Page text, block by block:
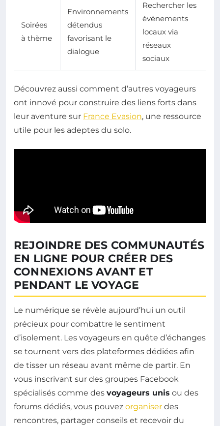
Soirées
à thème
Environnements
détendus
favorisant le
dialogue
Rechercher les
événements
locaux via
réseaux
sociaux
Découvrez aussi comment d’autres voyageurs
ont innové pour construire des liens forts dans
leur aventure sur France Evasion, une ressource
utile pour les adeptes du solo.
REJOINDRE DES COMMUNAUTÉS
EN LIGNE POUR CRÉER DES
CONNEXIONS AVANT ET
PENDANT LE VOYAGE
Le numérique se révèle aujourd’hui un outil
précieux pour combattre le sentiment
d’isolement. Les voyageurs en quête d’échanges
se tournent vers des plateformes dédiées afin
de tisser un réseau avant même de partir. En
vous inscrivant sur des groupes Facebook
spécialisés comme des voyageurs unis ou des
forums dédiés, vous pouvez organiser des
rencontres, partager conseils et recevoir du